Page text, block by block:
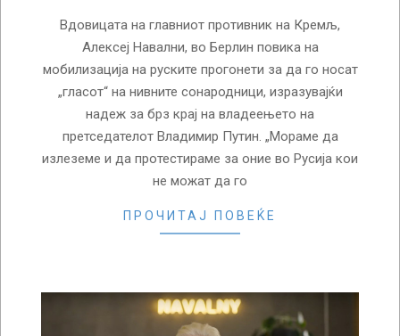
Вдовицата на главниот противник на Кремљ,
Алексеј Навални, во Берлин повика на
мобилизација на руските прогонети за да го носат
„гласот“ на нивните сонародници, изразувајќи
надеж за брз крај на владеењето на
претседателот Владимир Путин. „Мораме да
излеземе и да протестираме за оние во Русија кои
не можат да го
ПРОЧИТАЈ ПОВЕЌЕ